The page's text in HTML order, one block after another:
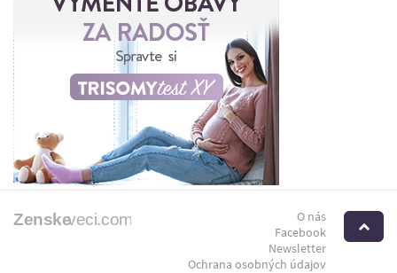
O nás
Facebook
Newsletter
Ochrana osobných údajov